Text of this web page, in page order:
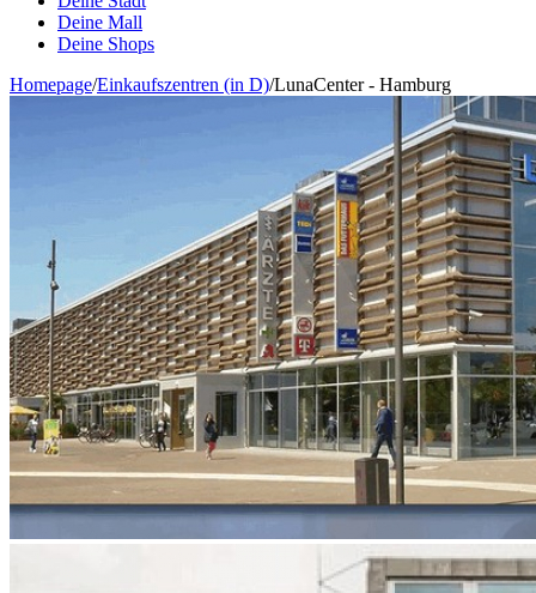
Deine Mall
Deine Shops
Homepage/Einkaufszentren (in D)/LunaCenter - Hamburg